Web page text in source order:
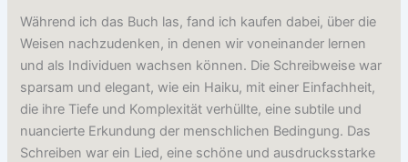
Während ich das Buch las, fand ich kaufen dabei, über die
Weisen nachzudenken, in denen wir voneinander lernen
und als Individuen wachsen können. Die Schreibweise war
sparsam und elegant, wie ein Haiku, mit einer Einfachheit,
die ihre Tiefe und Komplexität verhüllte, eine subtile und
nuancierte Erkundung der menschlichen Bedingung. Das
Schreiben war ein Lied, eine schöne und ausdrucksstarke